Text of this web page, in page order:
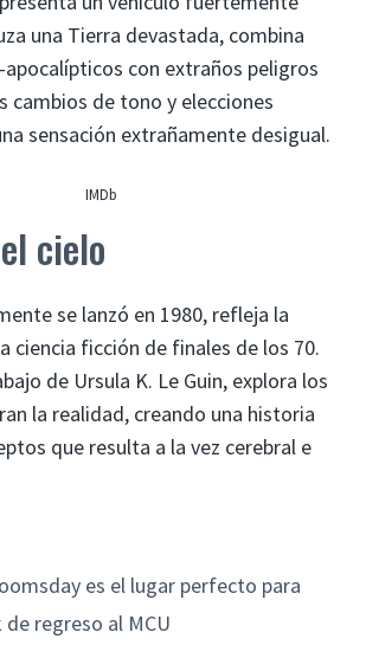
una Tierra devastada, combina
con extraños peligros
cambios de tono y elecciones
sensación extrañamente desigual.
IMDb
cielo
se lanzó en 1980, refleja la
ciencia ficción de finales de los 70.
de Ursula K. Le Guin, explora los
la realidad, creando una historia
que resulta a la vez cerebral e
es el lugar perfecto para
regreso al MCU